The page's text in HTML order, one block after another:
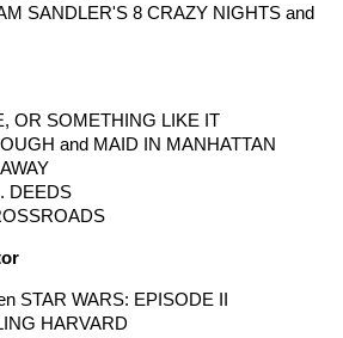
SANDLER'S 8 CRAZY NIGHTS and
OR SOMETHING LIKE IT
and MAID IN MANHATTAN
DEEDS
STAR WARS: EPISODE II
HARVARD